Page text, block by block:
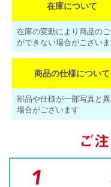
在庫について
在庫の変動により商品の
ができない場合がござい
商品の仕様について
部品や仕様が一部写真と
場合がございます